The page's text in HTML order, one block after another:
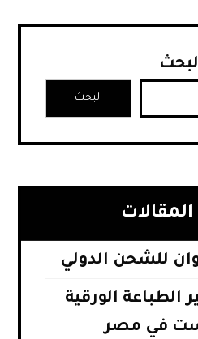
البحث
للشحن الدولي
الطباعة الورقية
في مصر